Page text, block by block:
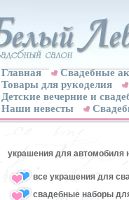
Главная
Свадебные
Товары для рукоделия
Детские вечерние и
Наши невесты
украшения для автомобиля
все украшения для
свадебные наборы